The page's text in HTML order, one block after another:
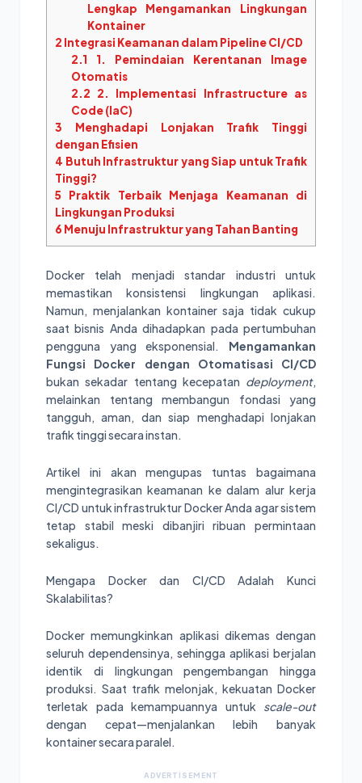
Lengkap Mengamankan Lingkungan
Kontainer
2 Integrasi Keamanan dalam Pipeline CI/CD
2.1 1. Pemindaian Kerentanan Image
Otomatis
2.2 2. Implementasi Infrastructure as
Code (IaC)
3 Menghadapi Lonjakan Trafik Tinggi
dengan Efisien
4 Butuh Infrastruktur yang Siap untuk Trafik
Tinggi?
5 Praktik Terbaik Menjaga Keamanan di
Lingkungan Produksi
6 Menuju Infrastruktur yang Tahan Banting
Docker telah menjadi standar industri untuk
memastikan konsistensi lingkungan aplikasi.
Namun, menjalankan kontainer saja tidak cukup
saat bisnis Anda dihadapkan pada pertumbuhan
pengguna yang eksponensial. Mengamankan
Fungsi Docker dengan Otomatisasi CI/CD
bukan sekadar tentang kecepatan deployment,
melainkan tentang membangun fondasi yang
tangguh, aman, dan siap menghadapi lonjakan
trafik tinggi secara instan.
Artikel ini akan mengupas tuntas bagaimana
mengintegrasikan keamanan ke dalam alur kerja
CI/CD untuk infrastruktur Docker Anda agar sistem
tetap stabil meski dibanjiri ribuan permintaan
sekaligus.
Mengapa Docker dan CI/CD Adalah Kunci
Skalabilitas?
Docker memungkinkan aplikasi dikemas dengan
seluruh dependensinya, sehingga aplikasi berjalan
identik di lingkungan pengembangan hingga
produksi. Saat trafik melonjak, kekuatan Docker
terletak pada kemampuannya untuk scale-out
dengan cepat—menjalankan lebih banyak
kontainer secara paralel.
ADVERTISEMENT